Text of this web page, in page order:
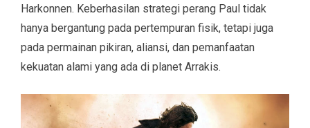
Harkonnen. Keberhasilan strategi perang Paul tidak
hanya bergantung pada pertempuran fisik, tetapi juga
pada permainan pikiran, aliansi, dan pemanfaatan
kekuatan alami yang ada di planet Arrakis.